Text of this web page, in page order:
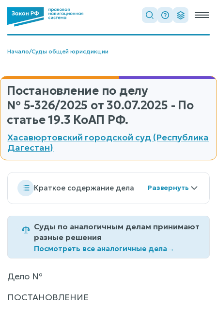
Начало/Суды общей юрисдикции
Постановление по делу
№ 5-326/2025 от 30.07.2025 - По
статье 19.3 КоАП РФ.
Хасавюртовский городской суд (Республика
Дагестан)
Краткое содержание дела
Суды по аналогичным делам принимают
разные решения
Посмотреть все аналогичные дела→
Дело №
ПОСТАНОВЛЕНИЕ